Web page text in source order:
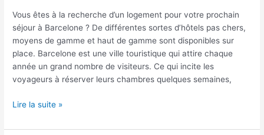
Vous êtes à la recherche d’un logement pour votre prochain
séjour à Barcelone ? De différentes sortes d’hôtels pas chers,
moyens de gamme et haut de gamme sont disponibles sur
place. Barcelone est une ville touristique qui attire chaque
année un grand nombre de visiteurs. Ce qui incite les
voyageurs à réserver leurs chambres quelques semaines,
Lire la suite »